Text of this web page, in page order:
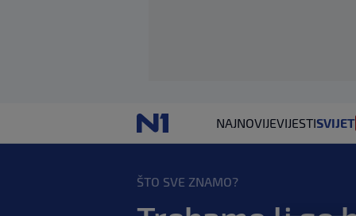
NAJNOVIJEVIJESTISVIJET
ŠTO SVE ZNAMO?